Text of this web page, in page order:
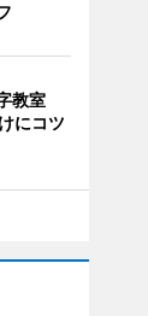
教室
にコツ